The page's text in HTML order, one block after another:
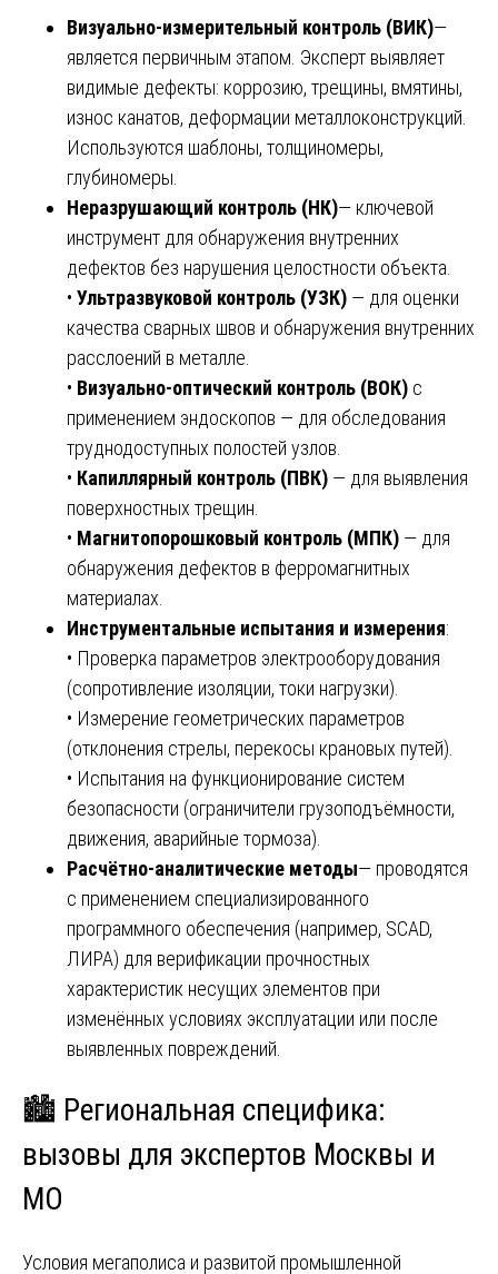
Визуально-измерительный контроль (ВИК)—
является первичным этапом. Эксперт выявляет
видимые дефекты: коррозию, трещины, вмятины,
износ канатов, деформации металлоконструкций.
Используются шаблоны, толщиномеры,
глубиномеры.
Неразрушающий контроль (НК)— ключевой
инструмент для обнаружения внутренних
дефектов без нарушения целостности объекта.
• Ультразвуковой контроль (УЗК) — для оценки
качества сварных швов и обнаружения внутренних
расслоений в металле.
• Визуально-оптический контроль (ВОК) с
применением эндоскопов — для обследования
труднодоступных полостей узлов.
• Капиллярный контроль (ПВК) — для выявления
поверхностных трещин.
• Магнитопорошковый контроль (МПК) — для
обнаружения дефектов в ферромагнитных
материалах.
Инструментальные испытания и измерения:
• Проверка параметров электрооборудования
(сопротивление изоляции, токи нагрузки).
• Измерение геометрических параметров
(отклонения стрелы, перекосы крановых путей).
• Испытания на функционирование систем
безопасности (ограничители грузоподъёмности,
движения, аварийные тормоза).
Расчётно-аналитические методы— проводятся
с применением специализированного
программного обеспечения (например, SCAD,
ЛИРА) для верификации прочностных
характеристик несущих элементов при
изменённых условиях эксплуатации или после
выявленных повреждений.
🏙️ Региональная специфика:
вызовы для экспертов Москвы и
МО
Условия мегаполиса и развитой промышленной